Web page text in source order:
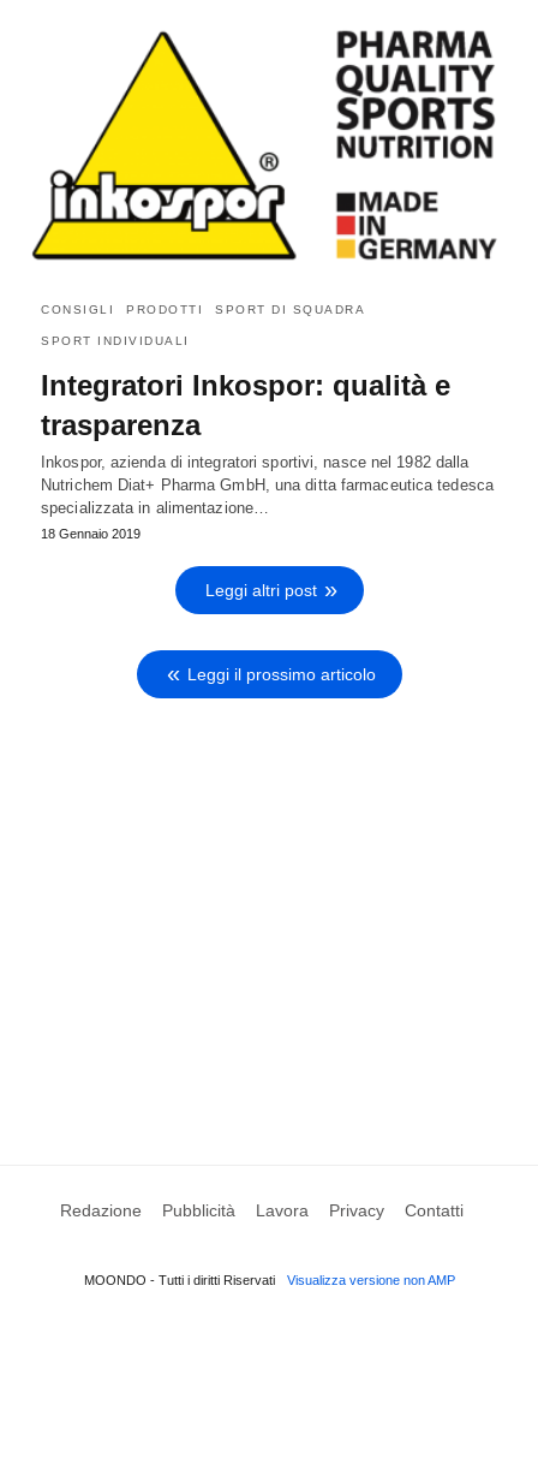
CONSIGLI PRODOTTI SPORT DI SQUADRA
SPORT INDIVIDUALI
Integratori Inkospor: qualità e
trasparenza
Inkospor, azienda di integratori sportivi, nasce nel 1982 dalla
Nutrichem Diat+ Pharma GmbH, una ditta farmaceutica tedesca
specializzata in alimentazione…
18 Gennaio 2019
Leggi altri post
Leggi il prossimo articolo
Redazione Pubblicità Lavora Privacy Contatti
MOONDO - Tutti i diritti Riservati Visualizza versione non AMP